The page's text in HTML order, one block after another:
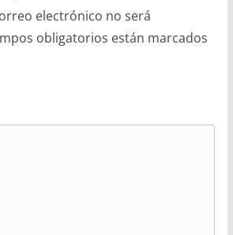
electrónico no será
obligatorios están marcados